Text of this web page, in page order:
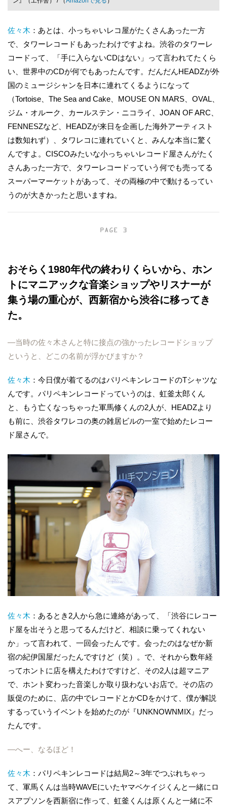
佐々木 ：あとは、小っちゃいレコ屋がたくさんあった一方
で、タワーレコードもあったわけですよね。渋谷のタワーレ
コードって、「手に入らないCDはない」って言われてたくら
い、世界中のCDが何でもあったんです。だんだんHEADZが外
国のミュージシャンを日本に連れてくるようになって
（Tortoise、The Sea and Cake、MOUSE ON MARS、OVAL、
ジム・オルーク、カールステン・ニコライ、JOAN OF ARC、
FENNESZなど、HEADZが来日を企画した海外アーティスト
は数知れず）、タワレコに連れていくと、みんな本当に驚く
んですよ。CISCOみたいな小っちゃいレコード屋さんがたく
さんあった一方で、タワーレコードっていう何でも売ってる
スーパーマーケットがあって、その両極の中で動けるってい
うのが大きかったと思いますね。
PAGE 3
おそらく1980年代の終わりくらいから、ホン
トにマニアックな音楽ショップやリスナーが
集う場の重心が、西新宿から渋谷に移ってき
た。
―当時の佐々木さんと特に接点の強かったレコードショップ
というと、どこの名前が浮かびますか？
佐々木 ：今日僕が着てるのはパリペキンレコードのTシャツな
んです。パリペキンレコードっていうのは、虹釜太郎くん
と、もう亡くなっちゃった軍馬修くんの2人が、HEADZより
も前に、渋谷タワレコの奥の雑居ビルの一室で始めたレコー
ド屋さんで。
佐々木 ：あるとき2人から急に連絡があって、「渋谷にレコー
ド屋を出そうと思ってるんだけど、相談に乗ってくれない
か」って言われて、一回会ったんです。会ったのはなぜか新
宿の紀伊国屋だったんですけど（笑）。で、それから数年経
ってホントに店を構えたわけですけど、その2人は超マニア
で、ホント変わった音楽しか取り扱わないお店で。その店の
販促のために、店の中でレコードとかCDをかけて、僕が解説
するっていうイベントを始めたのが『UNKNOWNMIX』だっ
たんです。
―へー、なるほど！
佐々木 ：パリペキンレコードは結局2～3年でつぶれちゃっ
て、軍馬くんは当時WAVEにいたヤマベケイジくんと一緒にロ
スアプソンを西新宿に作って、虹釜くんは原くんと一緒に不